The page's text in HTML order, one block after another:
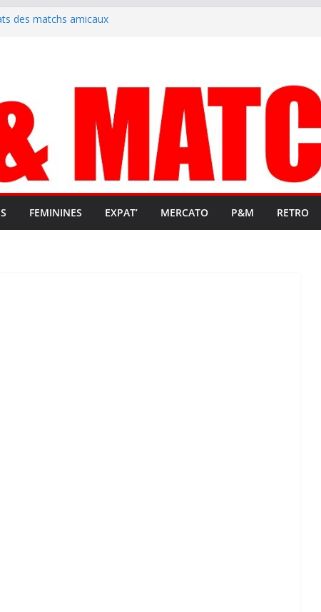
des matchs amicaux
FEMININES EXPAT’ MERCATO P&M RETRO